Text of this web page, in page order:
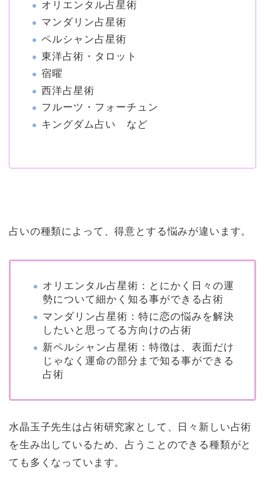
オリエンタル占星術
マンダリン占星術
ペルシャン占星術
東洋占術・タロット
宿曜
西洋占星術
フルーツ・フォーチュン
キングダム占い など
占いの種類によって、得意とする悩みが違います。
オリエンタル占星術： とにかく日々の運
勢について細かく知る事ができる占術
マンダリン占星術： 特に恋の悩みを解決
したいと思ってる方向けの占術
新ペルシャン占星術：特徴は、 表面だけ
じゃなく 運命の部分まで知る事ができる
占術
水晶玉子先生は占術研究家として、日々新しい占術
を生み出しているため、占うことのできる種類がと
ても多くなっています。